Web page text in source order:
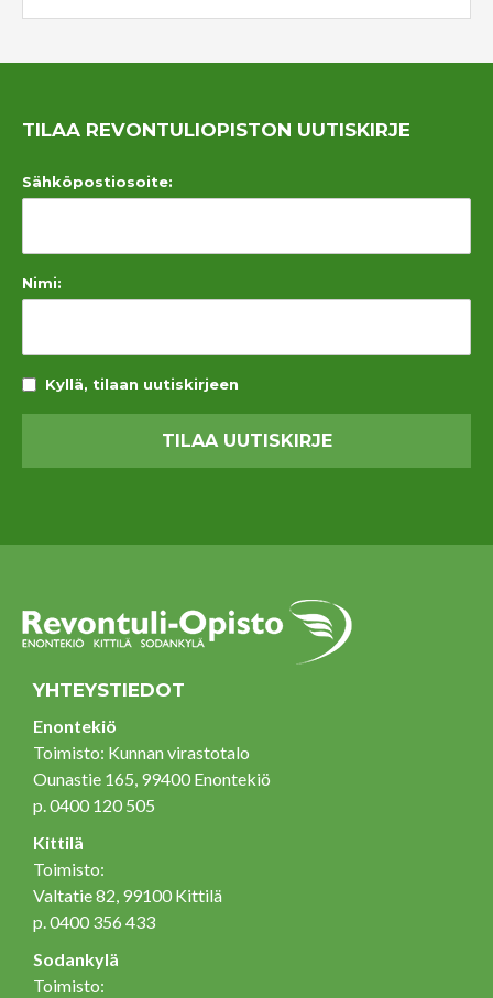
TILAA REVONTULIOPISTON UUTISKIRJE
Sähköpostiosoite:
Nimi:
Kyllä, tilaan uutiskirjeen
YHTEYSTIEDOT
Enontekiö
Toimisto: Kunnan virastotalo
Ounastie 165, 99400 Enontekiö
p. 0400 120 505
Kittilä
Toimisto:
Valtatie 82, 99100 Kittilä
p. 0400 356 433
Sodankylä
Toimisto: